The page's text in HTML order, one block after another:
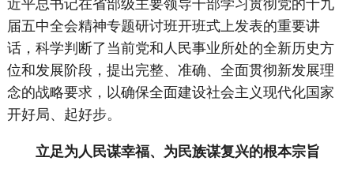
近平总书记在省部级主要领导干部学习贯彻党的十九
届五中全会精神专题研讨班开班式上发表的重要讲
话，科学判断了当前党和人民事业所处的全新历史方
位和发展阶段，提出完整、准确、全面贯彻新发展理
念的战略要求，以确保全面建设社会主义现代化国家
开好局、起好步。
立足为人民谋幸福、为民族谋复兴的根本宗旨